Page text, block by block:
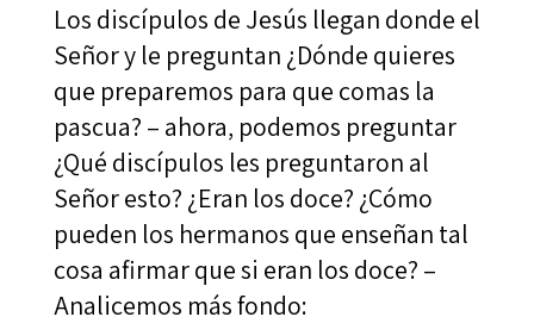
Los discípulos de Jesús llegan donde el
Señor y le preguntan ¿Dónde quieres
que preparemos para que comas la
pascua? – ahora, podemos preguntar
¿Qué discípulos les preguntaron al
Señor esto? ¿Eran los doce? ¿Cómo
pueden los hermanos que enseñan tal
cosa afirmar que si eran los doce? –
Analicemos más fondo: